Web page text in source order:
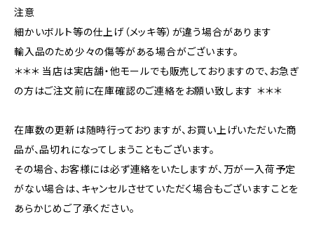
注意
細かいボルト等の仕上げ（メッキ等）が違う場合があります
輸入品のため少々の傷等がある場合がございます。
＊＊＊ 当店は実店舗・他モールでも販売しておりますので、お急ぎ
の方はご注文前に在庫確認のご連絡をお願い致します ＊＊＊
在庫数の更新は随時行っておりますが、お買い上げいただいた商
品が、品切れになってしまうこともございます。
その場合、お客様には必ず連絡をいたしますが、万が一入荷予定
がない場合は、キャンセルさせていただく場合もございますことを
あらかじめご了承ください。